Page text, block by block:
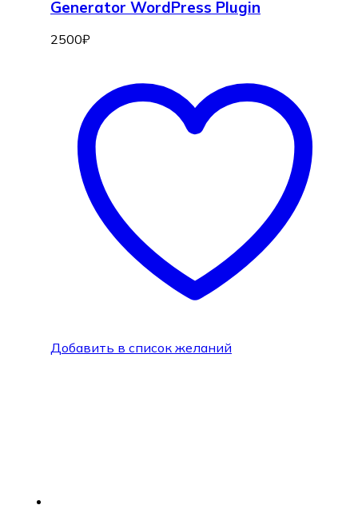
Generator WordPress Plugin
2500₽
Добавить в список желаний